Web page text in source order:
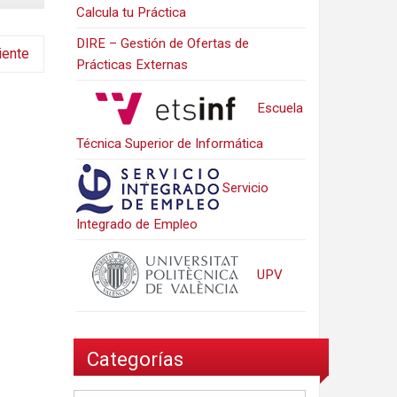
Calcula tu Práctica
DIRE – Gestión de Ofertas de
Prácticas Externas
Escuela
Técnica Superior de Informática
Servicio
Integrado de Empleo
UPV
Categorías